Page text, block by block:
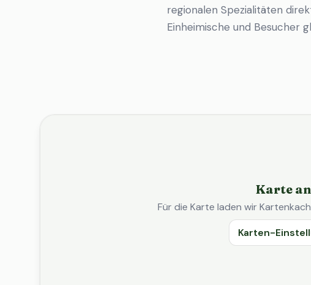
regionalen Spezialitäten
Einheimische und Besucher
Karte
Für die Karte laden wir
Karten-